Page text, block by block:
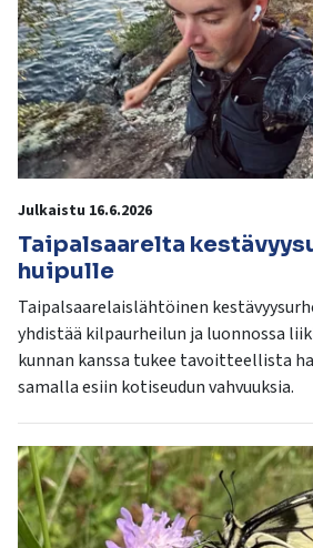
Julkaistu 16.6.2026
Taipalsaarelta
huipulle
Taipalsaarelaislähtöinen
yhdistää kilpaurheilun ja luonnossa
kunnan kanssa tukee tavoitteellista
samalla esiin kotiseudun vahvuuksia.